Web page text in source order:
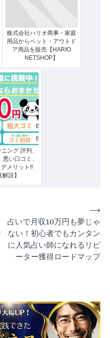
株式会社ハリオ商事・家庭
用品からペット・アウトド
ア用品を販売【HARIO
NETSHOP】
ング 評判、
悪い口コミ、
メリット!!
解説】
占いで月収10万円も夢じゃ
ない！初心者でもカンタン
に人気占い師になれるリピ
ーター獲得ロードマップ
⟶